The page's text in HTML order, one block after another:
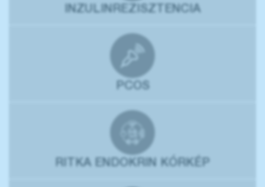
INZULINREZISZTENCIA
PCOS
RITKA ENDOKRIN KÓRKÉP